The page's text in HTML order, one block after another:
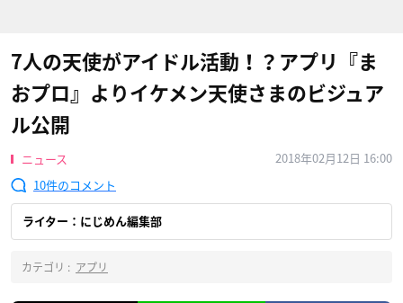
7人の天使がアイドル活動！？アプリ『ま
おプロ』よりイケメン天使さまのビジュア
ル公開
ニュース
2018年02月12日 16:00
10
ライター：にじめん編集部
カテゴリ : アプリ